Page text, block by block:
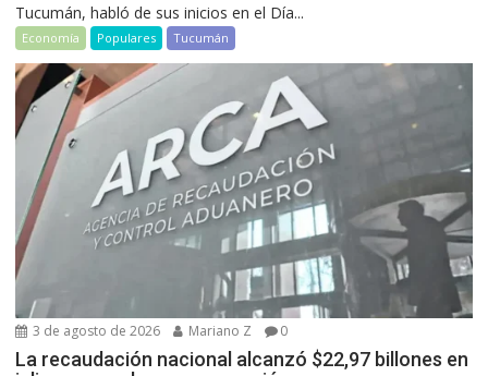
Tucumán, habló de sus inicios en el Día...
Economía Populares Tucumán
3 de agosto de 2026 Mariano Z 0
La recaudación nacional alcanzó $22,97 billones en